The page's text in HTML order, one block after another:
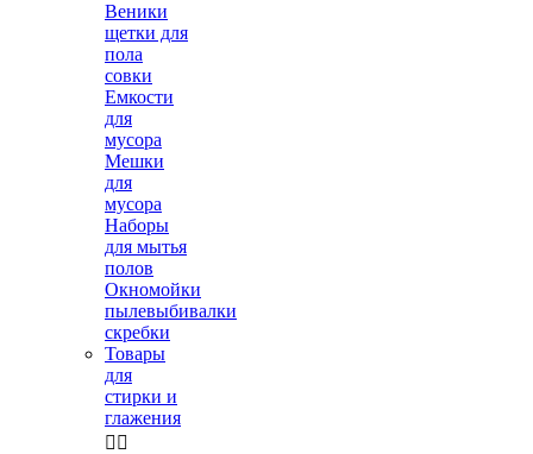
Веники
щетки для
пола
совки
Емкости
для
мусора
Мешки
для
мусора
Наборы
для мытья
полов
Окномойки
пылевыбивалки
скребки
Товары
для
стирки и
глажения
 